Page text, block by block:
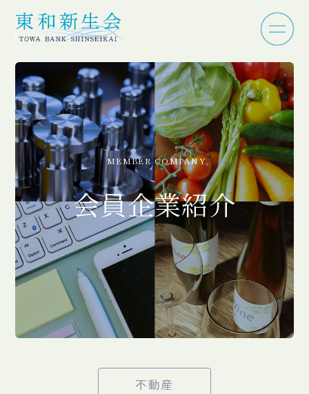
MEMBER COMPANY
会員企業紹介
不動産